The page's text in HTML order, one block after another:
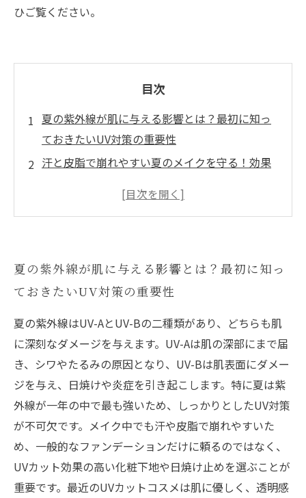
ひご覧ください。
目次
夏の紫外線が肌に与える影響とは？最初に知っ
ておきたいUV対策の重要性
汗と皮脂で崩れやすい夏のメイクを守る！効果
最新UVカットコスメの特徴を徹底解説！肌をし
夏でも快適に過ごすための工夫
UV対策で美肌をキープ！夏の外出やレジャーで
も安心してメイクを楽しもう
夏のメイクに欠かせないUV対策アイテムベスト
5を紹介
毎日のUV対策習慣で肌老化を防ぐ！簡単にでき
る夏のスキンケア方法
夏の紫外線が肌に与える影響とは？最初に知っ
ておきたいUV対策の重要性
夏の紫外線はUV-AとUV-Bの二種類があり、どちらも肌
に深刻なダメージを与えます。UV-Aは肌の深部にまで届
き、シワやたるみの原因となり、UV-Bは肌表面にダメー
ジを与え、日焼けや炎症を引き起こします。特に夏は紫
外線が一年の中で最も強いため、しっかりとしたUV対策
が不可欠です。メイク中でも汗や皮脂で崩れやすいた
め、一般的なファンデーションだけに頼るのではなく、
UVカット効果の高い化粧下地や日焼け止めを選ぶことが
重要です。最近のUVカットコスメは肌に優しく、透明感